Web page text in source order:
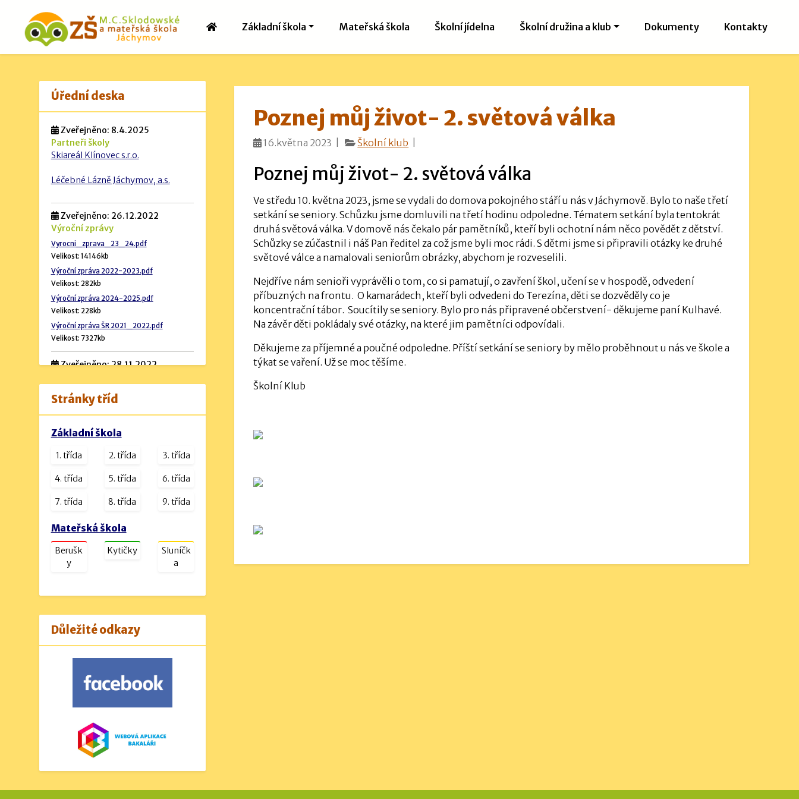
Základní škola Mateřská škola Školní jídelna Školní družina a klub Dokumenty Kontakty
Poznej můj život- 2. světová válka
16.května 2023 | Školní klub
Poznej můj život- 2. světová válka
Ve středu 10. května 2023, jsme se vydali do domova pokojného stáří u nás v Jáchymově. Bylo to naše třetí
setkání se seniory. Schůzku jsme domluvili na třetí hodinu odpoledne. Tématem setkání byla tentokrát
druhá světová válka. V domově nás čekalo pár pamětníků, kteří byli ochotní nám něco povědět z dětství.
Schůzky se zúčastnil i náš Pan ředitel za což jsme byli moc rádi. S dětmi jsme si připravili otázky ke druhé
světové válce a namalovali seniorům obrázky, abychom je rozveselili.
Nejdříve nám senioři vyprávěli o tom, co si pamatují, o zavření škol, učení se v hospodě, odvedení
příbuzných na frontu. O kamarádech, kteří byli odvedeni do Terezína, děti se dozvěděly co je
koncentrační tábor. Soucítily se seniory. Bylo pro nás připravené občerstvení- děkujeme paní Kulhavé.
Na závěr děti pokládaly své otázky, na které jim pamětníci odpovídali.
Děkujeme za příjemné a poučné odpoledne. Příští setkání se seniory by mělo proběhnout u nás ve škole a
týkat se vaření. Už se moc těšíme.
Školní Klub
Úřední deska
Zveřejněno: 8.4.2025
Partneři školy
Skiareál Klínovec s.r.o.
Léčebné Lázně Jáchymov, a.s.
Zveřejněno: 26.12.2022
Výroční zprávy
Vyrocni_zprava_23_24.pdf
Velikost: 14146kb
Výroční zpráva 2022-2023.pdf
Velikost: 282kb
Výroční zpráva 2024-2025.pdf
Velikost: 228kb
Výroční zpráva ŠR 2021_2022.pdf
Velikost: 7327kb
Zveřejněno: 28.11.2022
Návrh rozpočtu 2024 (podrobný).pdf
Velikost: 534kb
Velikost: 16kb
Velikost: 1230kb
Stránky tříd
Základní škola
1. třída 2. třída 3. třída
4. třída 5. třída 6. třída
7. třída 8. třída 9. třída
Mateřská škola
Berušk
y
Kytičky
Sluníčk
a
Důležité odkazy